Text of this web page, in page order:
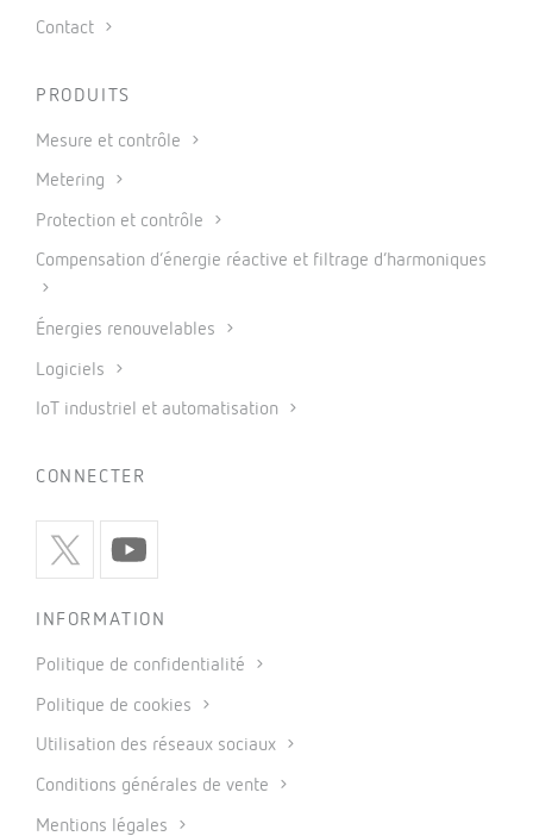
Contact
PRODUITS
Mesure et contrôle
Metering
Protection et contrôle
Compensation d’énergie réactive et filtrage d’harmoniques
Énergies renouvelables
Logiciels
IoT industriel et automatisation
CONNECTER
INFORMATION
Politique de confidentialité
Politique de cookies
Utilisation des réseaux sociaux
Conditions générales de vente
Mentions légales